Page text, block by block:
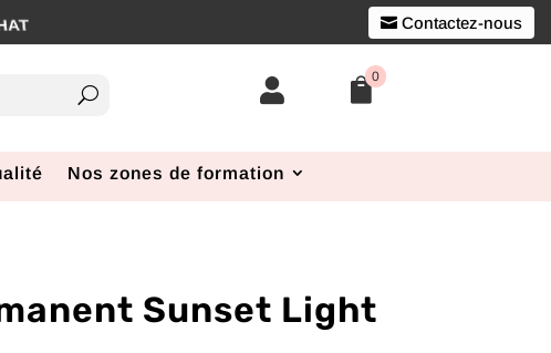
Contactez-nous
 0
Nos zones de formation
Sunset Light